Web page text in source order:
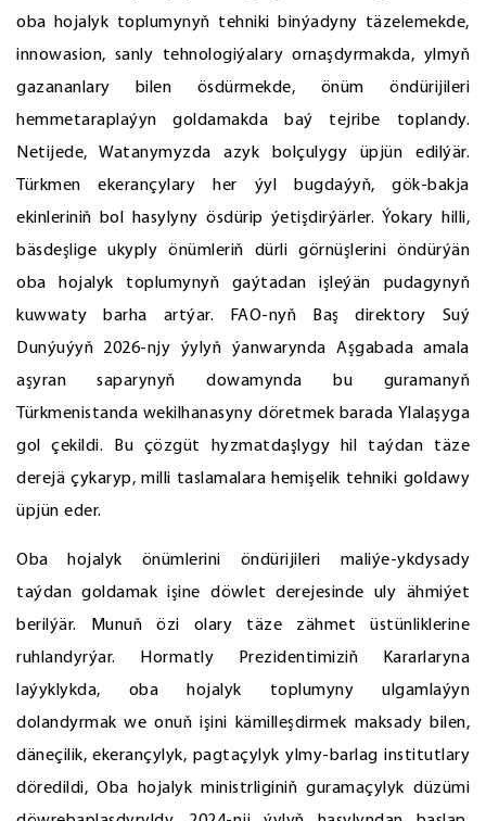
oba hojalyk toplumynyň tehniki binýadyny täzelemekde,
innowasion, sanly tehnologiýalary ornaşdyrmakda, ylmyň
gazananlary bilen ösdürmekde, önüm öndürijileri
hemmetaraplaýyn goldamakda baý tejribe toplandy.
Netijede, Watanymyzda azyk bolçulygy üpjün edilýär.
Türkmen ekerançylary her ýyl bugdaýyň, gök-bakja
ekinleriniň bol hasylyny ösdürip ýetişdirýärler. Ýokary hilli,
bäsdeşlige ukyply önümleriň dürli görnüşlerini öndürýän
oba hojalyk toplumynyň gaýtadan işleýän pudagynyň
kuwwaty barha artýar. FAO-nyň Baş direktory Suý
Dunýuýyň 2026-njy ýylyň ýanwarynda Aşgabada amala
aşyran saparynyň dowamynda bu guramanyň
Türkmenistanda wekilhanasyny döretmek barada Ylalaşyga
gol çekildi. Bu çözgüt hyzmatdaşlygy hil taýdan täze
derejä çykaryp, milli taslamalara hemişelik tehniki goldawy
üpjün eder.
Oba hojalyk önümlerini öndürijileri maliýe-ykdysady
taýdan goldamak işine döwlet derejesinde uly ähmiýet
berilýär. Munuň özi olary täze zähmet üstünliklerine
ruhlandyrýar. Hormatly Prezidentimiziň Kararlaryna
laýyklykda, oba hojalyk toplumyny ulgamlaýyn
dolandyrmak we onuň işini kämilleşdirmek maksady bilen,
däneçilik, ekerançylyk, pagtaçylyk ylmy-barlag institutlary
döredildi, Oba hojalyk ministrliginiň guramaçylyk düzümi